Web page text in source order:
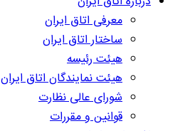
معرفی اتاق ایران
ساختار اتاق ایران
هیئت رئیسه
هیئت نمایندگان اتاق ایران
شورای عالی نظارت
قوانین و مقررات